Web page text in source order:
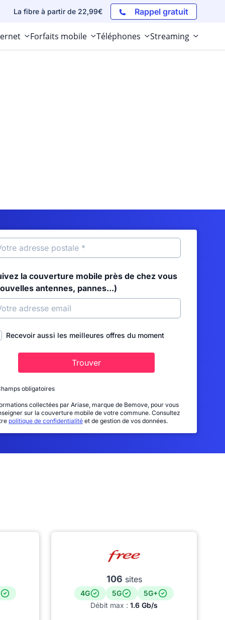
La fibre à partir de 22,99€ Rappel gratuit
Forfaits mobile Téléphones Streaming
la couverture mobile près de chez vous
antennes, pannes...)
Recevoir aussi les meilleures offres du moment
Trouver
obligatoires
collectées par Ariase, marque de Bemove, pour vous
sur la couverture mobile de votre commune. Consultez
politique de confidentialité et de gestion de vos données.
106 sites
4G 5G
5G+
Débit max : 1.6 Gb/s